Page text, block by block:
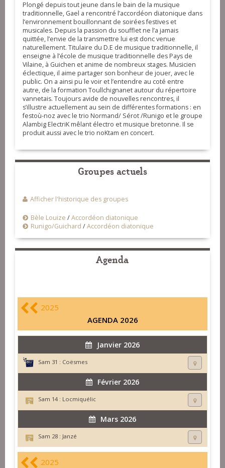
Plongé depuis tout jeune dans le bain de la musique
traditionnelle, Gael a rencontré l’accordéon diatonique dans
l’environnement bouillonnant de soirées festives et
musicales. Depuis la passion du soufflet ne l’a jamais
quittée, l’envie de la transmettre lui est donc venue
naturellement. Titulaire du D.E de musique traditionnelle, il
enseigne à l’école de musique traditionnelle des Pays de
Vilaine, à Guichen et anime de nombreux stages. Musicien
éclectique, il aime partager son bonheur de jouer, avec le
public. On a ainsi pu le voir et l’entendre au coté entre
autre, de la formation Toullchignanet autour du répertoire
vannetais. Toujours avide de nouvelles rencontres, il
s’illustre actuellement au sein de différentes formations : en
festoù-noz avec le trio Normand/ Sérot /Runigo et le groupe
Alambig ElectriK mêlant électro et musique bretonne. Il se
produit aussi avec le trio noKtam en concert.
Groupes actuels
Afficher l'historique des groupes
Bèle Louize /Accordéon diatonique
Runigo/Guichard /Accordéon diatonique
Agenda
2025
AGENDA 2026
Janvier 2026
Sam 31 : Coësmes
Février 2026
Sam 14 : Locmiquélic
Mars 2026
Sam 28 : Janzé
2025